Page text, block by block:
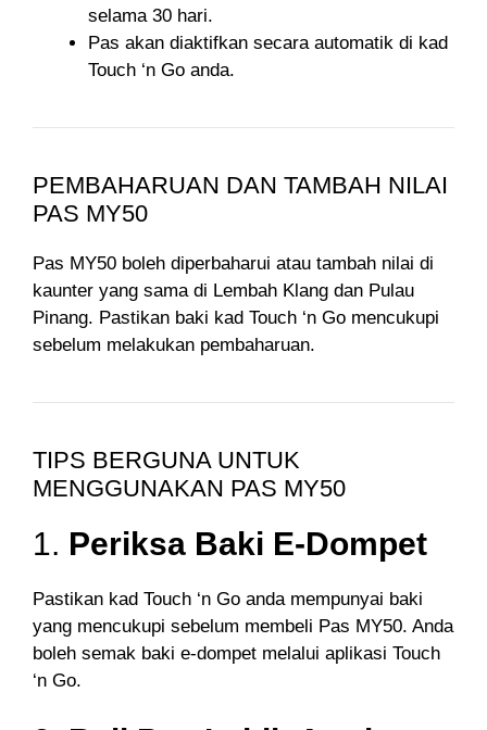
selama 30 hari.
Pas akan diaktifkan secara automatik di kad
Touch ‘n Go anda.
PEMBAHARUAN DAN TAMBAH NILAI
PAS MY50
Pas MY50 boleh diperbaharui atau tambah nilai di
kaunter yang sama di Lembah Klang dan Pulau
Pinang. Pastikan baki kad Touch ‘n Go mencukupi
sebelum melakukan pembaharuan.
TIPS BERGUNA UNTUK
MENGGUNAKAN PAS MY50
1. Periksa Baki E-Dompet
Pastikan kad Touch ‘n Go anda mempunyai baki
yang mencukupi sebelum membeli Pas MY50. Anda
boleh semak baki e-dompet melalui aplikasi Touch
‘n Go.